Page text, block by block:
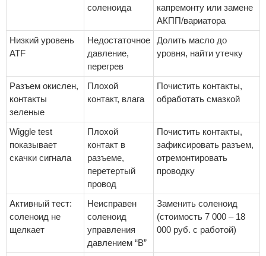
соленоида
капремонту или замене
АКПП/вариатора
Низкий уровень
ATF
Недостаточное
давление,
перегрев
Долить масло до
уровня, найти утечку
Разъем окислен,
контакты
зеленые
Плохой
контакт, влага
Почистить контакты,
обработать смазкой
Wiggle test
показывает
скачки сигнала
Плохой
контакт в
разъеме,
перетертый
провод
Почистить контакты,
зафиксировать разъем,
отремонтировать
проводку
Активный тест:
соленоид не
щелкает
Неисправен
соленоид
управления
давлением “B”
Заменить соленоид
(стоимость 7 000 – 18
000 руб. с работой)